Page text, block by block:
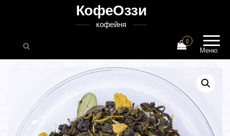
КофеОззи
кофейня
Меню
0